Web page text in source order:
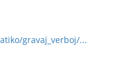
gravaj_verboj/...